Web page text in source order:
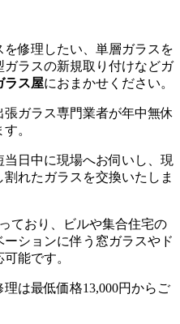
修理したい、単層ガラスを
ラスの新規取り付けなどガ
ラス屋におまかせください。
ガラス専門業者が年中無休
。
日中に現場へお伺いし、現
れたガラスを交換いたしま
ており、ビルや集合住宅の
ションに伴う窓ガラスやド
能です。
は最低価格13,000円からご